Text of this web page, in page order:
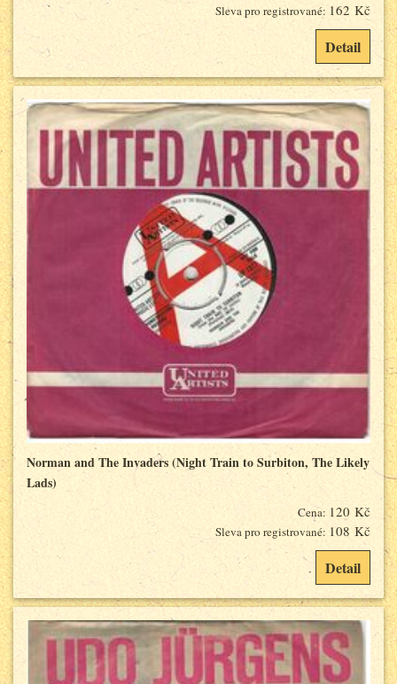
Sleva pro registrované: 162 Kč
Detail
Norman and The Invaders (Night Train to Surbiton, The Likely
Lads)
Cena: 120 Kč
Sleva pro registrované: 108 Kč
Detail